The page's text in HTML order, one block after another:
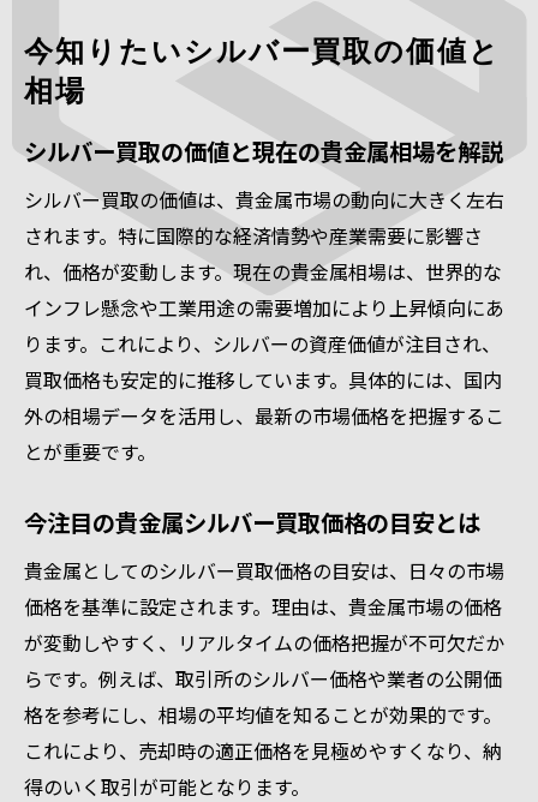
今知りたいシルバー買取の価値と
相場
シルバー買取の価値と現在の貴金属相場を解説
シルバー買取の価値は、貴金属市場の動向に大きく左右
されます。特に国際的な経済情勢や産業需要に影響さ
れ、価格が変動します。現在の貴金属相場は、世界的な
インフレ懸念や工業用途の需要増加により上昇傾向にあ
ります。これにより、シルバーの資産価値が注目され、
買取価格も安定的に推移しています。具体的には、国内
外の相場データを活用し、最新の市場価格を把握するこ
とが重要です。
今注目の貴金属シルバー買取価格の目安とは
貴金属としてのシルバー買取価格の目安は、日々の市場
価格を基準に設定されます。理由は、貴金属市場の価格
が変動しやすく、リアルタイムの価格把握が不可欠だか
らです。例えば、取引所のシルバー価格や業者の公開価
格を参考にし、相場の平均値を知ることが効果的です。
これにより、売却時の適正価格を見極めやすくなり、納
得のいく取引が可能となります。